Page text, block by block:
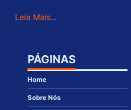
Leia Mais...
PÁGINAS
Home
Sobre Nós